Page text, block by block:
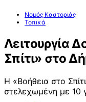
Νομός Καστοριάς
Τοπικά
Λειτουργία
Σπίτι» στο
Η «Βοήθεια στο
στελεχωμένη με 10